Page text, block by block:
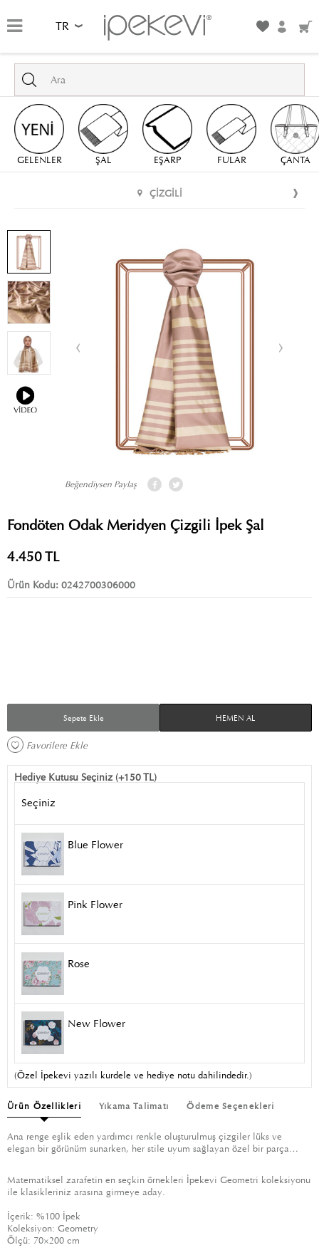
TR
GELENLER ŞAL EŞARP FULAR ÇANTA
ÇIZGILI
Beğendiysen Paylaş
Fondöten Odak Meridyen Çizgili İpek Şal
4.450TL
Ürün Kodu: 0242700306000
Sepete Ekle HEMEN AL
Favorilere Ekle
Hediye Kutusu Seçiniz (+150 TL)
Seçiniz
Blue Flower
Pink Flower
Rose
New Flower
(Özel İpekevi yazılı kurdele ve hediye notu dahilindedir.)
Ürün Özellikleri Yıkama Talimatı Ödeme Seçenekleri
Ana renge eşlik eden yardımcı renkle oluşturulmuş çizgiler lüks ve
elegan bir görünüm sunarken, her stile uyum sağlayan özel bir parça…
Matematiksel zarafetin en seçkin örnekleri İpekevi Geometri koleksiyonu
ile klasikleriniz arasına girmeye aday.
İçerik: %100 İpek
Koleksiyon: Geometry
Ölçü: 70×200 cm